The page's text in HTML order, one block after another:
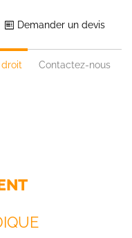
Demander un devis
Contactez-nous